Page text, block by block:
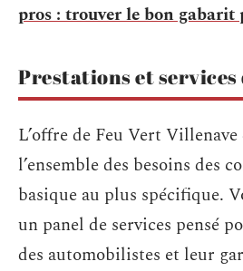
pros : trouver le bon
Prestations et
L’offre de Feu Vert
l’ensemble des besoins des
basique au plus spécifique.
un panel de services pensé
des automobilistes et leur